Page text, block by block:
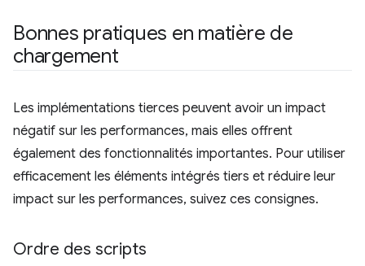
Bonnes pratiques en matière de
chargement
Les implémentations tierces peuvent avoir un impact
négatif sur les performances, mais elles offrent
également des fonctionnalités importantes. Pour utiliser
efficacement les éléments intégrés tiers et réduire leur
impact sur les performances, suivez ces consignes.
Ordre des scripts